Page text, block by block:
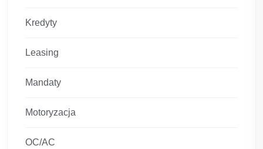
Kredyty
Leasing
Mandaty
Motoryzacja
OC/AC